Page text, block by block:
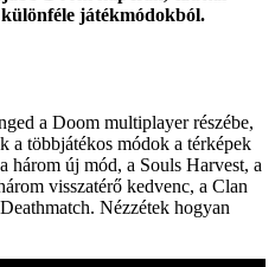
játékmódokból.
a Doom multiplayer részébe,
a többjátékos módok a térképek
három új mód, a Souls Harvest, a
visszatérő kedvenc, a Clan
Nézzétek hogyan